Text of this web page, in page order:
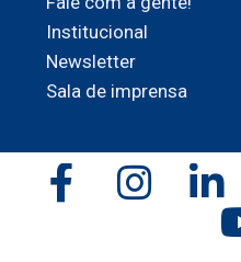
Institucional
Newsletter
Sala de imprensa